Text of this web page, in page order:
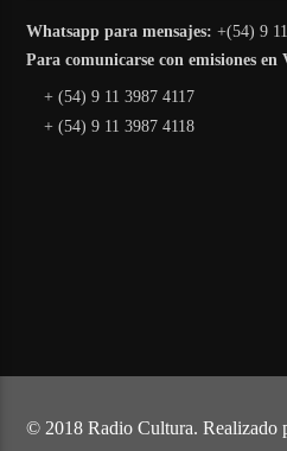
Whatsapp para mensajes: +(54) 9
Para comunicarse con emisiones en
+ (54) 9 11 3987 4117
+ (54) 9 11 3987 4118
© 2018 Radio Cultura. Realizado